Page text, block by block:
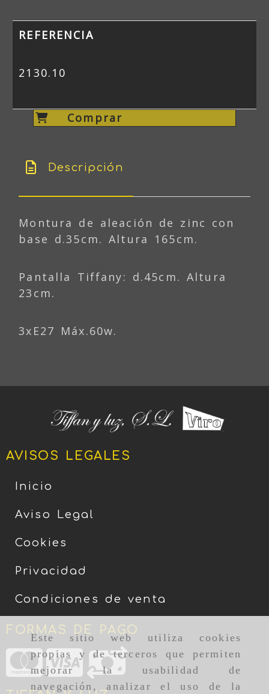
Este sitio web utiliza cookies
propias y de terceros que permiten
mejorar la usabilidad de
navegación, analizar el uso de la
REFERENCIA
2130.10
Comprar
Descripción
Montura de aleación de zinc con
base d.35cm. Altura 165cm.
Pantalla Tiffany: d.45cm. Altura
23cm.
3xE27 Máx.60w.
AVISOS LEGALES
Inicio
Aviso Legal
Cookies
Privacidad
Condiciones de venta
FORMAS DE PAGO